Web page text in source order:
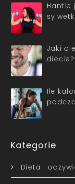
Hantle
Jaki
diecie?
Ile
Kategorie
Dieta i